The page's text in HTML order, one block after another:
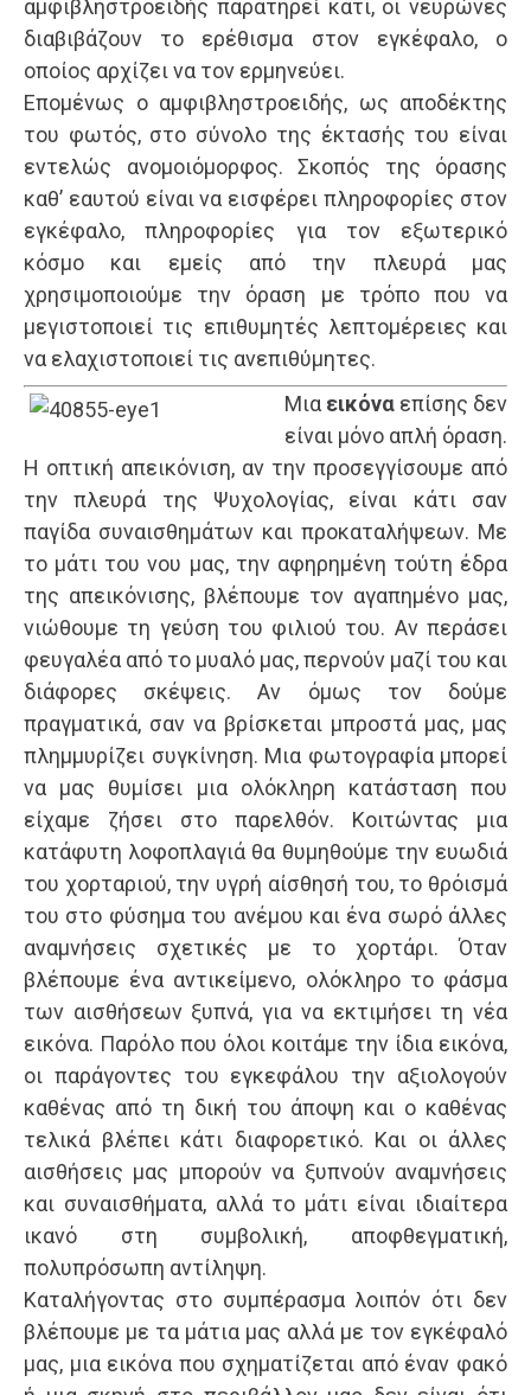
αμφιβληστροειδής παρατηρεί κάτι, οι νευρώνες
διαβιβάζουν το ερέθισμα στον εγκέφαλο, ο
οποίος αρχίζει να τον ερμηνεύει.
Επομένως ο αμφιβληστροειδής, ως αποδέκτης
του φωτός, στο σύνολο της έκτασής του είναι
εντελώς ανομοιόμορφος. Σκοπός της όρασης
καθ’ εαυτού είναι να εισφέρει πληροφορίες στον
εγκέφαλο, πληροφορίες για τον εξωτερικό
κόσμο και εμείς από την πλευρά μας
χρησιμοποιούμε την όραση με τρόπο που να
μεγιστοποιεί τις επιθυμητές λεπτομέρειες και
να ελαχιστοποιεί τις ανεπιθύμητες.
Μια εικόνα επίσης δεν
είναι μόνο απλή όραση.
Η οπτική απεικόνιση, αν την προσεγγίσουμε από
την πλευρά της Ψυχολογίας, είναι κάτι σαν
παγίδα συναισθημάτων και προκαταλήψεων. Με
το μάτι του νου μας, την αφηρημένη τούτη έδρα
της απεικόνισης, βλέπουμε τον αγαπημένο μας,
νιώθουμε τη γεύση του φιλιού του. Αν περάσει
φευγαλέα από το μυαλό μας, περνούν μαζί του και
διάφορες σκέψεις. Αν όμως τον δούμε
πραγματικά, σαν να βρίσκεται μπροστά μας, μας
πλημμυρίζει συγκίνηση. Μια φωτογραφία μπορεί
να μας θυμίσει μια ολόκληρη κατάσταση που
είχαμε ζήσει στο παρελθόν. Κοιτώντας μια
κατάφυτη λοφοπλαγιά θα θυμηθούμε την ευωδιά
του χορταριού, την υγρή αίσθησή του, το θρόισμά
του στο φύσημα του ανέμου και ένα σωρό άλλες
αναμνήσεις σχετικές με το χορτάρι. Όταν
βλέπουμε ένα αντικείμενο, ολόκληρο το φάσμα
των αισθήσεων ξυπνά, για να εκτιμήσει τη νέα
εικόνα. Παρόλο που όλοι κοιτάμε την ίδια εικόνα,
οι παράγοντες του εγκεφάλου την αξιολογούν
καθένας από τη δική του άποψη και ο καθένας
τελικά βλέπει κάτι διαφορετικό. Και οι άλλες
αισθήσεις μας μπορούν να ξυπνούν αναμνήσεις
και συναισθήματα, αλλά το μάτι είναι ιδιαίτερα
ικανό στη συμβολική, αποφθεγματική,
πολυπρόσωπη αντίληψη.
Καταλήγοντας στο συμπέρασμα λοιπόν ότι δεν
βλέπουμε με τα μάτια μας αλλά με τον εγκέφαλό
μας, μια εικόνα που σχηματίζεται από έναν φακό